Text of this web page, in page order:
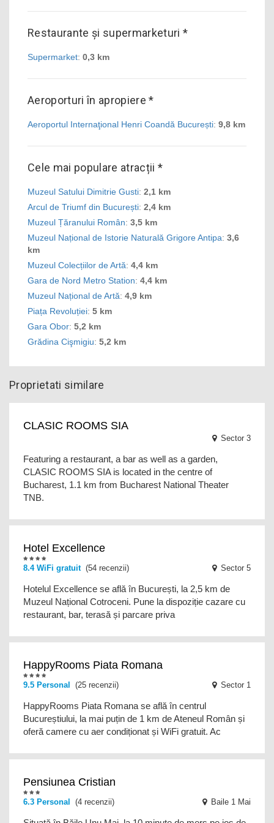
Restaurante și supermarketuri *
Supermarket: 0,3 km
Aeroporturi în apropiere *
Aeroportul Internaţional Henri Coandă București: 9,8 km
Cele mai populare atracții *
Muzeul Satului Dimitrie Gusti: 2,1 km
Arcul de Triumf din București: 2,4 km
Muzeul Țăranului Român: 3,5 km
Muzeul Național de Istorie Naturală Grigore Antipa: 3,6
km
Muzeul Colecțiilor de Artă: 4,4 km
Gara de Nord Metro Station: 4,4 km
Muzeul Național de Artă: 4,9 km
Piața Revoluției: 5 km
Gara Obor: 5,2 km
Grădina Cişmigiu: 5,2 km
Proprietati similare
CLASIC ROOMS SIA
Sector 3
Featuring a restaurant, a bar as well as a garden,
CLASIC ROOMS SIA is located in the centre of
Bucharest, 1.1 km from Bucharest National Theater
TNB.
Hotel Excellence
8.4 WiFi gratuit(54 recenzii) Sector 5
Hotelul Excellence se află în București, la 2,5 km de
Muzeul Național Cotroceni. Pune la dispoziție cazare cu
restaurant, bar, terasă și parcare priva
HappyRooms Piata Romana
9.5 Personal (25 recenzii) Sector 1
HappyRooms Piata Romana se află în centrul
Bucureștiului, la mai puțin de 1 km de Ateneul Român și
oferă camere cu aer condiționat și WiFi gratuit. Ac
Pensiunea Cristian
6.3 Personal (4 recenzii) Baile 1 Mai